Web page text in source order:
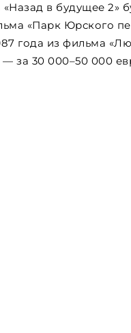
в будущее 2»
«Парк Юрского
года из фильма
за 30 000–50 000